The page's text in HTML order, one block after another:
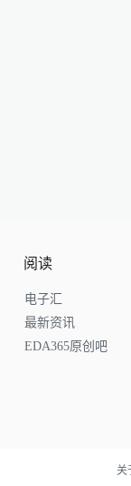
阅读
电子汇
最新资讯
EDA365原创吧
关